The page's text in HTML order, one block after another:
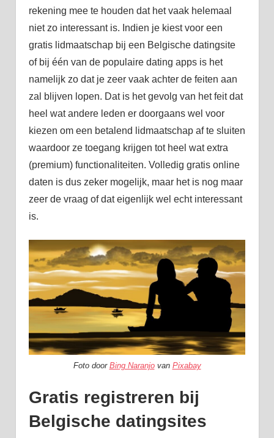
rekening mee te houden dat het vaak helemaal
niet zo interessant is. Indien je kiest voor een
gratis lidmaatschap bij een Belgische datingsite
of bij één van de populaire dating apps is het
namelijk zo dat je zeer vaak achter de feiten aan
zal blijven lopen. Dat is het gevolg van het feit dat
heel wat andere leden er doorgaans wel voor
kiezen om een betalend lidmaatschap af te sluiten
waardoor ze toegang krijgen tot heel wat extra
(premium) functionaliteiten. Volledig gratis online
daten is dus zeker mogelijk, maar het is nog maar
zeer de vraag of dat eigenlijk wel echt interessant
is.
Foto door Bing Naranjovan Pixabay
Gratis registreren bij
Belgische datingsites